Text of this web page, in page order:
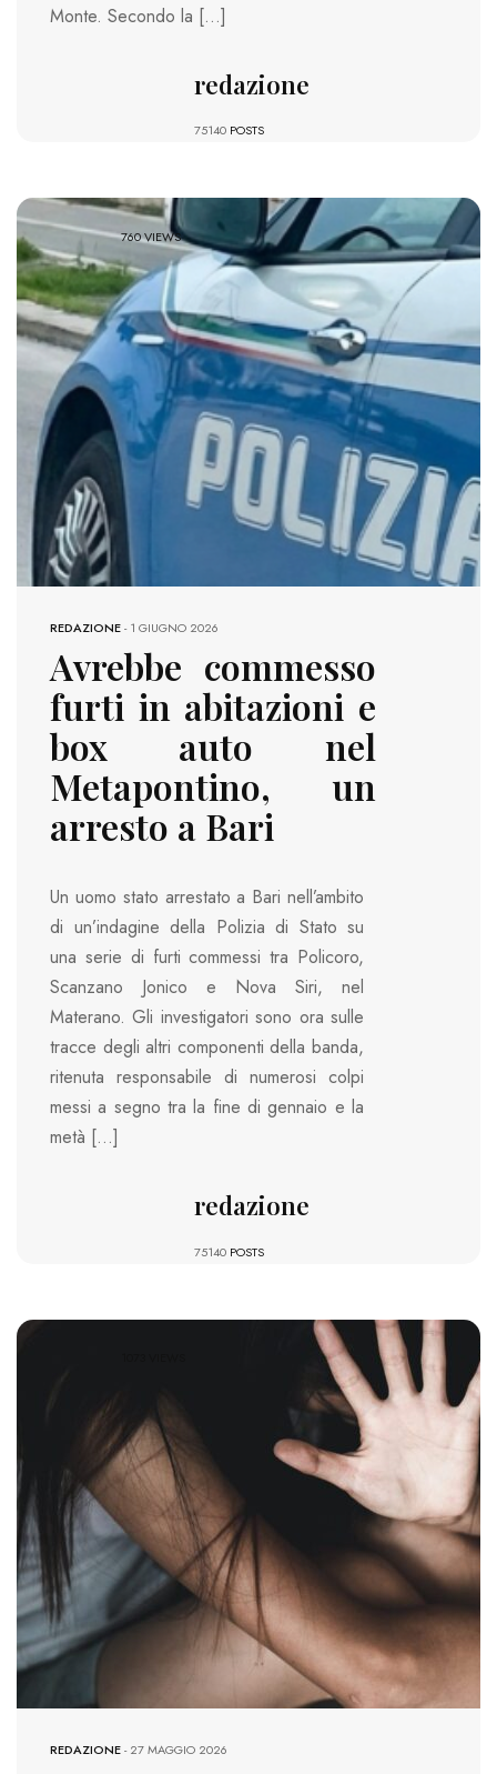
Monte. Secondo la […]
redazione
75140 POSTS
760 VIEWS
REDAZIONE-1 GIUGNO 2026
Avrebbe commesso
furti in abitazioni e
box auto nel
Metapontino, un
arresto a Bari
Un uomo stato arrestato a Bari nell’ambito
di un’indagine della Polizia di Stato su
una serie di furti commessi tra Policoro,
Scanzano Jonico e Nova Siri, nel
Materano. Gli investigatori sono ora sulle
tracce degli altri componenti della banda,
ritenuta responsabile di numerosi colpi
messi a segno tra la fine di gennaio e la
metà […]
redazione
75140 POSTS
REDAZIONE-27 MAGGIO 2026